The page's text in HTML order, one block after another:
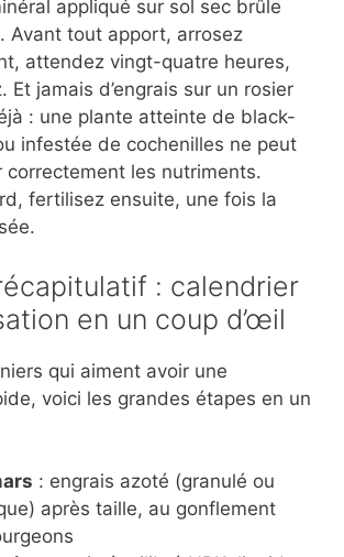
appliqué sur sol sec brûle
Avant tout apport, arrosez
attendez vingt-quatre heures,
Et jamais d’engrais sur un rosier
: une plante atteinte de black-
infestée de cochenilles ne peut
correctement les nutriments.
fertilisez ensuite, une fois la
: calendrier
en un coup d’œil
qui aiment avoir une
voici les grandes étapes en un
: engrais azoté (granulé ou
après taille, au gonflement